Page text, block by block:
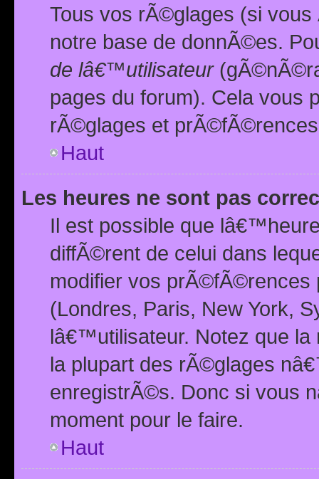
Tous vos rÃ©glages (si
notre base de donnÃ©es.
de lâ€™utilisateur
pages du forum). Cela vous
rÃ©glages et
Haut
Les heures ne sont pas
Il est possible que
diffÃ©rent de celui dans
modifier vos prÃ©fÃ©rences
(Londres, Paris, New York,
lâ€™utilisateur. Notez que la
la plupart des rÃ©glages
enregistrÃ©s. Donc si vous
moment pour le faire.
Haut